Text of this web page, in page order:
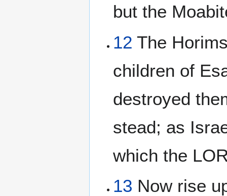
but the
12 The
children of
destroyed
stead; as
which the
13 Now rise